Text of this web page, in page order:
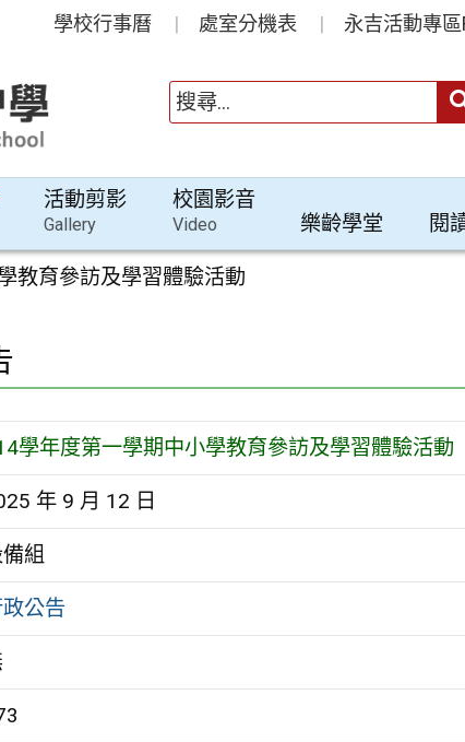
學校行事曆 處室分機表 永吉活動專區
活動剪影
Gallery
校園影音
Video 樂齡學堂 閱
教育參訪及學習體驗活動
學年度第一學期中小學教育參訪及學習體驗活動
年 9 月 12 日
組
公告